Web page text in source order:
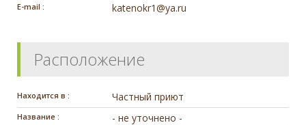
E-mail : katenokr1@ya.ru
Расположение
Находится в : Частный приют
Название : - не уточнено -